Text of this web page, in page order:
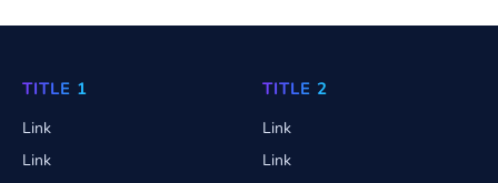
TITLE 1
Link
Link
TITLE 2
Link
Link